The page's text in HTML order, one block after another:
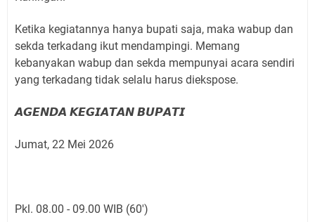
Ketika kegiatannya hanya bupati saja, maka wabup dan
sekda terkadang ikut mendampingi. Memang
kebanyakan wabup dan sekda mempunyai acara sendiri
yang terkadang tidak selalu harus diekspose.
𝘼𝙂𝙀𝙉𝘿𝘼 𝙆𝙀𝙂𝙄𝘼𝙏𝘼𝙉 𝘽𝙐𝙋𝘼𝙏𝙄
Jumat, 22 Mei 2026
Pkl. 08.00 - 09.00 WIB (60')